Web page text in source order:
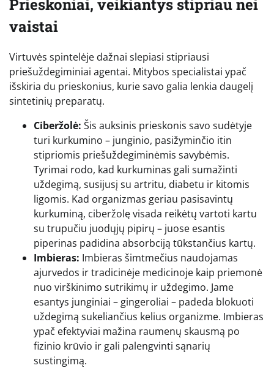
Prieskoniai, veikiantys stipriau nei
vaistai
Virtuvės spintelėje dažnai slepiasi stipriausi
priešuždegiminiai agentai. Mitybos specialistai ypač
išskiria du prieskonius, kurie savo galia lenkia daugelį
sintetinių preparatų.
Ciberžolė: Šis auksinis prieskonis savo sudėtyje
turi kurkumino – junginio, pasižyminčio itin
stipriomis priešuždegiminėmis savybėmis.
Tyrimai rodo, kad kurkuminas gali sumažinti
uždegimą, susijusį su artritu, diabetu ir kitomis
ligomis. Kad organizmas geriau pasisavintų
kurkuminą, ciberžolę visada reikėtų vartoti kartu
su trupučiu juodųjų pipirų – juose esantis
piperinas padidina absorbciją tūkstančius kartų.
Imbieras: Imbieras šimtmečius naudojamas
ajurvedos ir tradicinėje medicinoje kaip priemonė
nuo virškinimo sutrikimų ir uždegimo. Jame
esantys junginiai – gingeroliai – padeda blokuoti
uždegimą sukeliančius kelius organizme. Imbieras
ypač efektyviai mažina raumenų skausmą po
fizinio krūvio ir gali palengvinti sąnarių
sustingimą.